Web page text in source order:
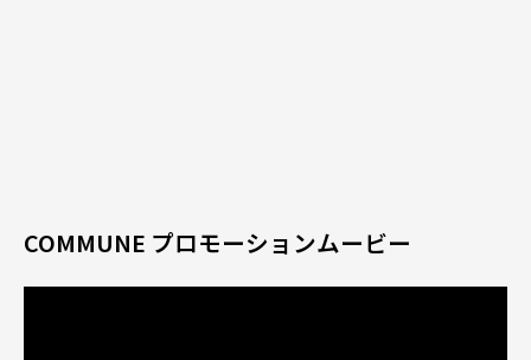
COMMUNE プロモーションムービー